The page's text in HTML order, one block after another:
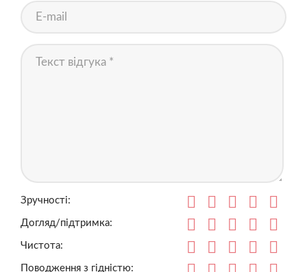
Зручності:
Догляд/підтримка:
Чистота:
Поводження з гідністю: